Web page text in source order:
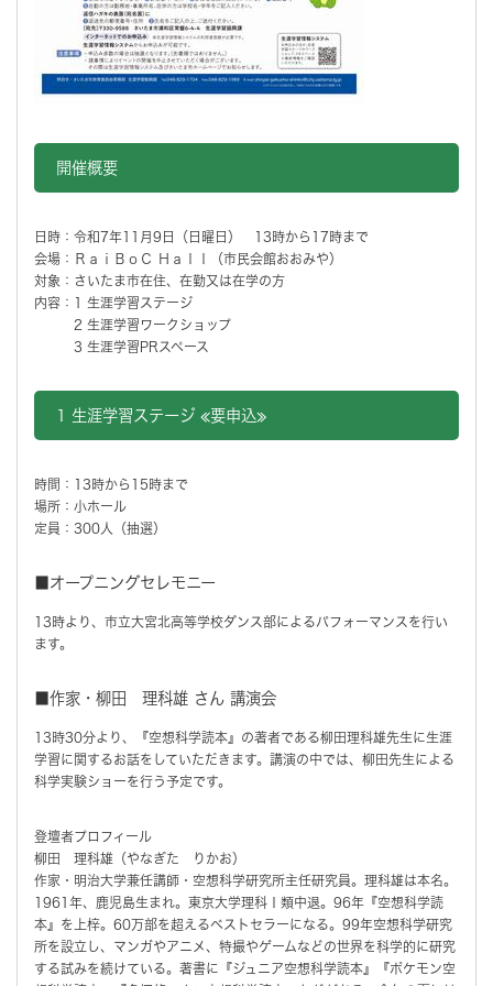
開催概要
日時：令和7年11月9日（日曜日） 13時から17時まで
会場：ＲａｉＢｏＣ Ｈａｌｌ（市民会館おおみや）
対象：さいたま市在住、在勤又は在学の方
内容：1 生涯学習ステージ
2 生涯学習ワークショップ
3 生涯学習PRスペース
1 生涯学習ステージ ≪要申込≫
時間：13時から15時まで
場所：小ホール
定員：300人（抽選）
■オープニングセレモニー
13時より、市立大宮北高等学校ダンス部によるパフォーマンスを行い
ます。
■作家・柳田 理科雄 さん 講演会
13時30分より、『空想科学読本』の著者である柳田理科雄先生に生涯
学習に関するお話をしていただきます。講演の中では、柳田先生による
科学実験ショーを行う予定です。
登壇者プロフィール
柳田 理科雄（やなぎた りかお）
作家・明治大学兼任講師・空想科学研究所主任研究員。理科雄は本名。
1961年、鹿児島生まれ。東京大学理科Ⅰ類中退。96年『空想科学読
本』を上梓。60万部を超えるベストセラーになる。99年空想科学研究
所を設立し、マンガやアニメ、特撮やゲームなどの世界を科学的に研究
する試みを続けている。著書に『ジュニア空想科学読本』『ポケモン空